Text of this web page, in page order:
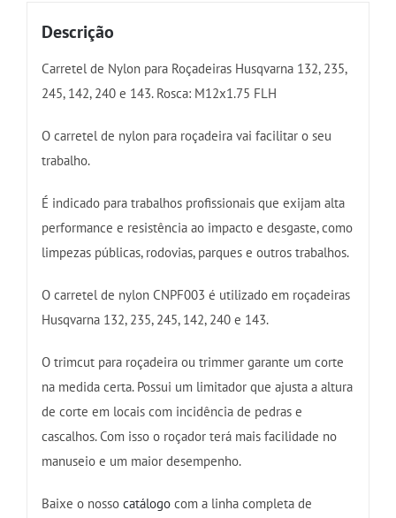
Descrição
Carretel de Nylon para Roçadeiras Husqvarna 132, 235,
245, 142, 240 e 143. Rosca: M12x1.75 FLH
O carretel de nylon para roçadeira vai facilitar o seu
trabalho.
É indicado para trabalhos profissionais que exijam alta
performance e resistência ao impacto e desgaste, como
limpezas públicas, rodovias, parques e outros trabalhos.
O carretel de nylon CNPF003 é utilizado em roçadeiras
Husqvarna 132, 235, 245, 142, 240 e 143.
O trimcut para roçadeira ou trimmer garante um corte
na medida certa. Possui um limitador que ajusta a altura
de corte em locais com incidência de pedras e
cascalhos. Com isso o roçador terá mais facilidade no
manuseio e um maior desempenho.
Baixe o nosso catálogocom a linha completa de